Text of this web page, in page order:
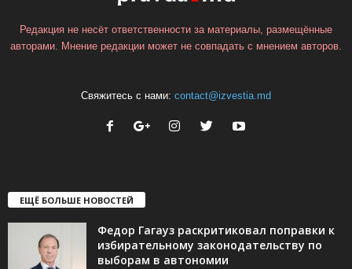
Редакция не несёт ответственности за материалы, размещённые
авторами. Мнение редакции может не совпадать с мнением авторов.
Свяжитесь с нами: contact@izvestia.md
ЕЩЁ БОЛЬШЕ НОВОСТЕЙ
Федор Гагауз раскритиковал поправки к
избирательному законодательству по
выборам в автономии